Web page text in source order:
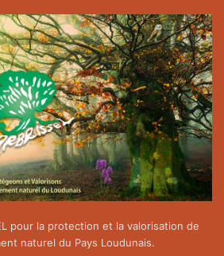
pour la protection et la valorisation de
naturel du Pays Loudunais.